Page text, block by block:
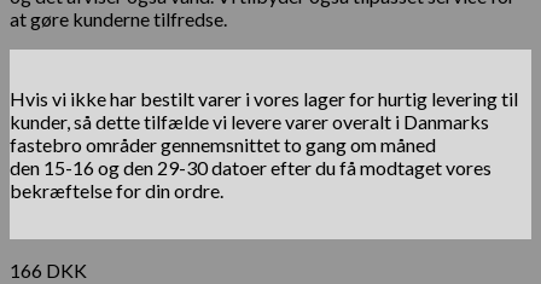
at gøre kunderne tilfredse.
Hvis vi ikke har bestilt varer i vores lager for hurtig levering til
kunder, så dette tilfælde vi levere varer overalt i Danmarks
fastebro områder gennemsnittet to gang om måned
den 15-16 og den 29-30 datoer efter du få modtaget vores
bekræftelse for din ordre.
166 DKK